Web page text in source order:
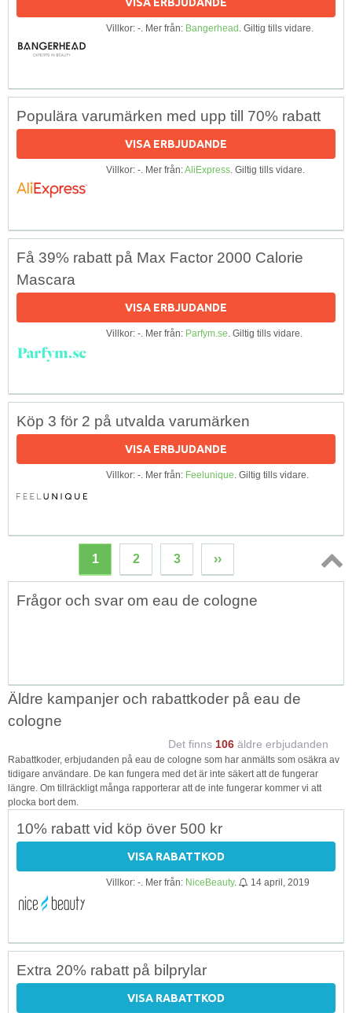
Villkor: -. Mer från: Bangerhead. Giltig tills vidare.
Populära varumärken med upp till 70% rabatt
VISA ERBJUDANDE
Villkor: -. Mer från:AliExpress. Giltig tills vidare.
Få 39% rabatt på Max Factor 2000 Calorie
Mascara
VISA ERBJUDANDE
Villkor: -. Mer från: Parfym.se. Giltig tills vidare.
Köp 3 för 2 på utvalda varumärken
VISA ERBJUDANDE
Villkor: -. Mer från: Feelunique. Giltig tills vidare.
1 2 3 ››
Topp
Frågor och svar om eau de cologne
Äldre kampanjer och rabattkoder på eau de
cologne
Det finns 106 äldre erbjudanden
Rabattkoder, erbjudanden på eau de cologne som har anmälts som osäkra av
tidigare användare. De kan fungera med det är inte säkert att de fungerar
längre. Om tillräckligt många rapporterar att de inte fungerar kommer vi att
plocka bort dem.
10% rabatt vid köp över 500 kr
VISA RABATTKOD
Villkor: -. Mer från: NiceBeauty. 14 april, 2019
Extra 20% rabatt på bilprylar
VISA RABATTKOD